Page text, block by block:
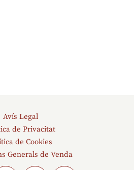
Avís Legal
de Privacitat
de Cookies
Generals de Venda